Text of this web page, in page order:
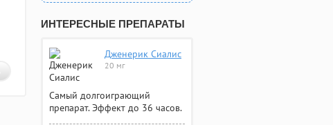
ИНТЕРЕСНЫЕ ПРЕПАРАТЫ
Дженерик Сиалис
20 мг
Самый долгоиграющий
препарат. Эффект до 36 часов.